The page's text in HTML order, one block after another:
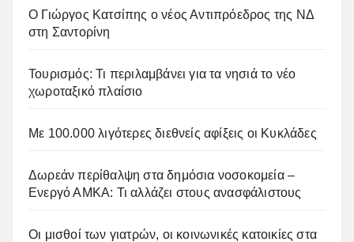
Ο Γιώργος Κατσίπης ο νέος Αντιπρόεδρος της ΝΔ
στη Σαντορίνη
Τουρισμός: Τι περιλαμβάνει για τα νησιά το νέο
χωροταξικό πλαίσιο
Με 100.000 λιγότερες διεθνείς αφίξεις οι Κυκλάδες
Δωρεάν περίθαλψη στα δημόσια νοσοκομεία –
Ενεργό ΑΜΚΑ: Τι αλλάζει στους ανασφάλιστους
Οι μισθοί των γιατρών, οι κοινωνικές κατοικίες στα